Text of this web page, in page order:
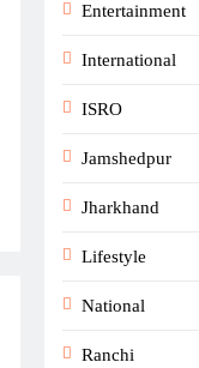
Entertainment
International
ISRO
Jamshedpur
Jharkhand
Lifestyle
National
Ranchi